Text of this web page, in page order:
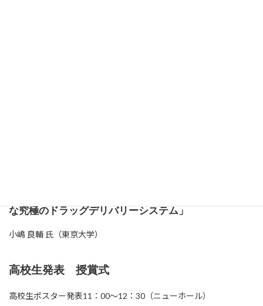
な究極のドラッグデリバリーシステム」
小嶋 良輔 氏（東京大学）
高校生発表 授賞式
高校生ポスター発表11：00～12：30（ニューホール）